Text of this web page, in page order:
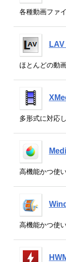
各種動画ファ
ほとんどの動
多形式に対応
高機能かつ使
高機能かつ使